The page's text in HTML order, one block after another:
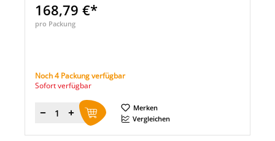
168,79 €*
pro Packung
Noch 4 Packung verfügbar
Sofort verfügbar
Menge
Merken
Vergleichen